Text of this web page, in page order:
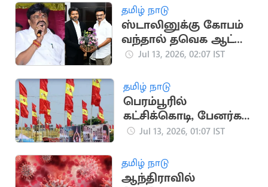
தமிழ் நாடு
ஸ்டாலினுக்கு கோபம்
வந்தால் தவெக ஆட்சி
இருக்காது.. ராஜேந்திர
Jul 13, 2026, 02:07 IST
தமிழ் நாடு
பெரம்பூரில்
கட்சிக்கொடி, பேனர்கள்
வைக்கக் கூடாது
Jul 13, 2026, 01:07 IST
தமிழ் நாடு
ஆந்திராவில்